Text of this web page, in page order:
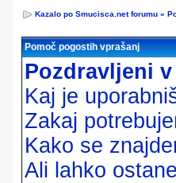
Kazalo po Smucisca.net forumu »
Pomoč pogostih vprašanj
Pozdravljeni
Kaj je
Zakaj
Kako se
Ali lahko